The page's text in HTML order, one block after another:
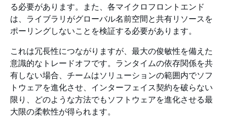
る必要があります。また、各マイクロフロントエンド
は、ライブラリがグローバル名前空間と共有リソースを
ポーリングしないことを検証する必要があります。
これは冗長性につながりますが、最大の俊敏性を備えた
意識的なトレードオフです。ランタイムの依存関係を共
有しない場合、チームはソリューションの範囲内でソフ
トウェアを進化させ、インターフェイス契約を破らない
限り、どのような方法でもソフトウェアを進化させる最
大限の柔軟性が得られます。